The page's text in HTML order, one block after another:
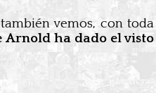
vemos, con
ha dado el